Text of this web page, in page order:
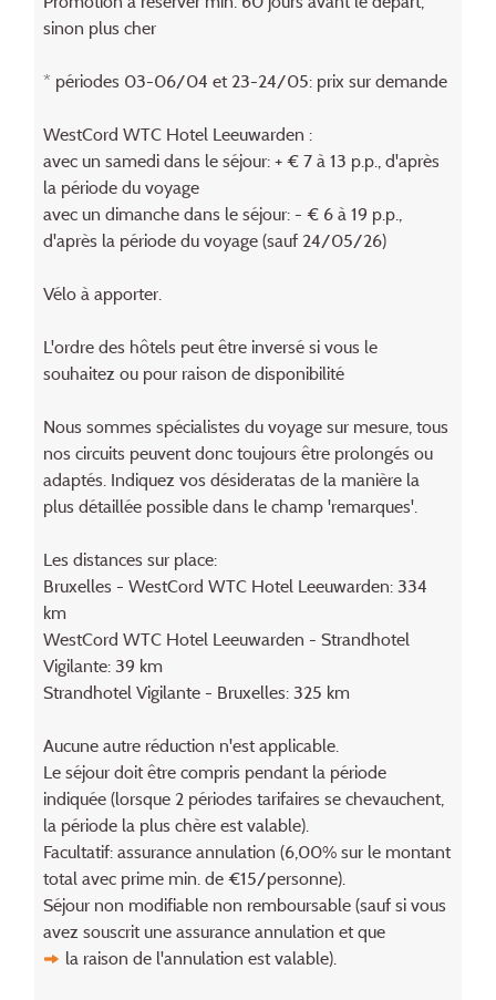
sinon plus cher
* périodes 03-06/04 et 23-24/05: prix sur demande
WestCord WTC Hotel Leeuwarden :
avec un samedi dans le séjour: + € 7 à 13 p.p., d'après
la période du voyage
avec un dimanche dans le séjour: - € 6 à 19 p.p.,
d'après la période du voyage (sauf 24/05/26)
Vélo à apporter.
L'ordre des hôtels peut être inversé si vous le
souhaitez ou pour raison de disponibilité
Nous sommes spécialistes du voyage sur mesure, tous
nos circuits peuvent donc toujours être prolongés ou
adaptés. Indiquez vos désideratas de la manière la
plus détaillée possible dans le champ 'remarques'.
Les distances sur place:
Bruxelles - WestCord WTC Hotel Leeuwarden: 334
km
WestCord WTC Hotel Leeuwarden - Strandhotel
Vigilante: 39 km
Strandhotel Vigilante - Bruxelles: 325 km
Aucune autre réduction n'est applicable.
Le séjour doit être compris pendant la période
indiquée (lorsque 2 périodes tarifaires se chevauchent,
la période la plus chère est valable).
Facultatif: assurance annulation (6,00% sur le montant
total avec prime min. de €15/personne).
Séjour non modifiable non remboursable (sauf si vous
avez souscrit une assurance annulation et que
la raison de l'annulation est valable).